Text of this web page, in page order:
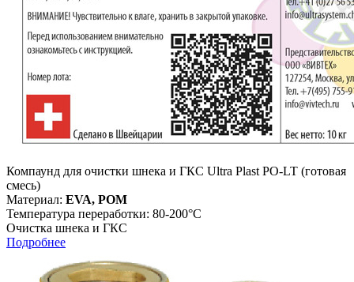
Компаунд для очистки шнека и ГКС Ultra Plast PO-LT (готовая
смесь)
Материал: EVA, POM
Температура переработки: 80-200°С
Очистка шнека и ГКС
Подробнее